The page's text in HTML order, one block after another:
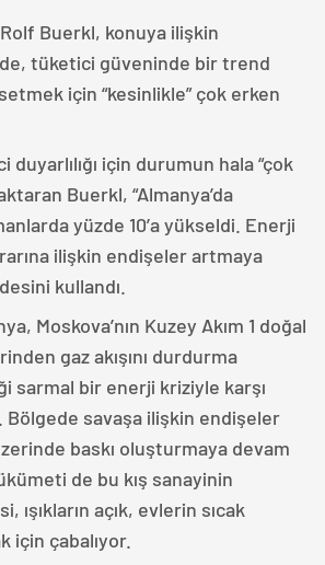
Rolf Buerkl, konuya ilişkin
tüketici güveninde bir trend
için “kesinlikle” çok erken
duyarlılığı için durumun hala “çok
Buerkl, “Almanya’da
yüzde 10’a yükseldi. Enerji
ilişkin endişeler artmaya
kullandı.
Moskova’nın Kuzey Akım 1 doğal
gaz akışını durdurma
sarmal bir enerji kriziyle karşı
Bölgede savaşa ilişkin endişeler
baskı oluşturmaya devam
de bu kış sanayinin
ışıkların açık, evlerin sıcak
için çabalıyor.